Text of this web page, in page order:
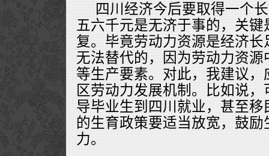
四川经济今后要取得一个
五六千元是无济于事的，关
复。毕竟劳动力资源是经济
无法替代的，因为劳动力资
等生产要素。对此，我建议
区劳动力发展机制。比如说
导毕业生到四川就业，甚至
的生育政策要适当放宽，鼓
力。